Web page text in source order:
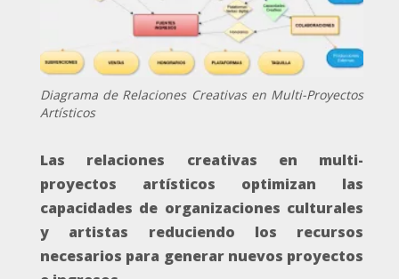
Diagrama de Relaciones Creativas en Multi-Proyectos
Artísticos
Las relaciones creativas en multi-
proyectos artísticos optimizan las
capacidades de organizaciones culturales
y artistas reduciendo los recursos
necesarios para generar nuevos proyectos